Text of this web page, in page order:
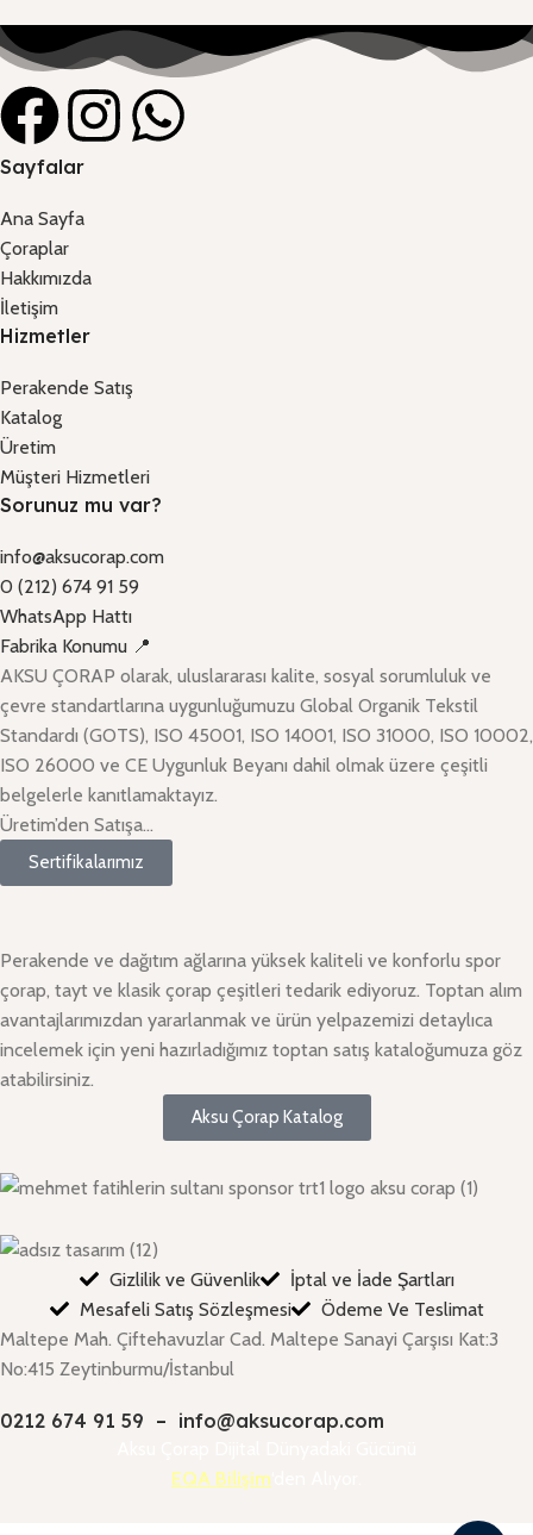
Sayfalar
Ana Sayfa
Çoraplar
Hakkımızda
İletişim
Hizmetler
Perakende Satış
Katalog
Üretim
Müşteri Hizmetleri
Sorunuz mu var?
info@aksucorap.com
0 (212) 674 91 59
WhatsApp Hattı
Fabrika Konumu 📍
AKSU ÇORAP olarak, uluslararası kalite, sosyal sorumluluk ve
çevre standartlarına uygunluğumuzu Global Organik Tekstil
Standardı (GOTS), ISO 45001, ISO 14001, ISO 31000, ISO 10002,
ISO 26000 ve CE Uygunluk Beyanı dahil olmak üzere çeşitli
belgelerle kanıtlamaktayız.
Üretim’den Satışa…
Sertifikalarımız
Perakende ve dağıtım ağlarına yüksek kaliteli ve konforlu spor
çorap, tayt ve klasik çorap çeşitleri tedarik ediyoruz. Toptan alım
avantajlarımızdan yararlanmak ve ürün yelpazemizi detaylıca
incelemek için yeni hazırladığımız toptan satış kataloğumuza göz
atabilirsiniz.
Aksu Çorap Katalog
Gizlilik ve Güvenlik
İptal ve İade Şartları
Mesafeli Satış Sözleşmesi
Ödeme Ve Teslimat
Maltepe Mah. Çiftehavuzlar Cad. Maltepe Sanayi Çarşısı Kat:3
No:415 Zeytinburmu/İstanbul
0212 674 91 59 – info@aksucorap.com
EQA Bilişim